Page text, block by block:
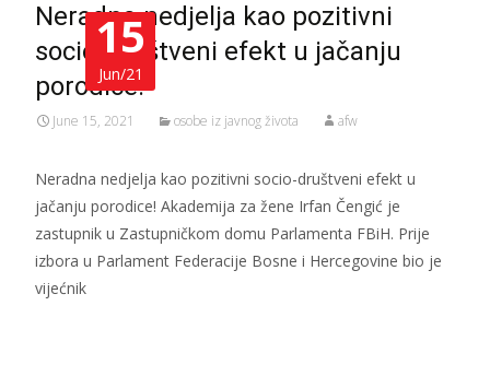
15
Jun/21
Neradna nedjelja kao pozitivni
socio-društveni efekt u jačanju
porodice!
June 15, 2021 osobe iz javnog života afw
Neradna nedjelja kao pozitivni socio-društveni efekt u
jačanju porodice! Akademija za žene Irfan Čengić je
zastupnik u Zastupničkom domu Parlamenta FBiH. Prije
izbora u Parlament Federacije Bosne i Hercegovine bio je
vijećnik